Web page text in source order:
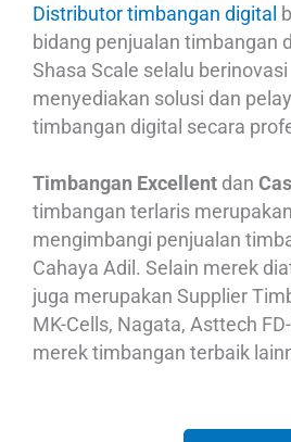
Distributor timbangan digital
bidang penjualan timbangan
Shasa Scale selalu berinovasi
menyediakan solusi dan
timbangan digital secara
Timbangan Excellent dan Cas
timbangan terlaris merupakan
mengimbangi penjualan
Cahaya Adil. Selain merek
juga merupakan Supplier
MK-Cells, Nagata, Asttech
merek timbangan terbaik